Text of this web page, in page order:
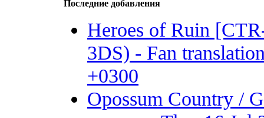
Последние добавления
Heroes of Ruin
3DS) - Fan
+0300
Opossum Country /